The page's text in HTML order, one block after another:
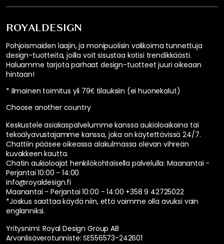
ROYALDESIGN
Pohjoismaiden laajin, ja monipuolisin valikoima tunnettuja
design-tuotteita, joilla voit sisustaa kotisi trendikkäästi.
Haluamme tarjota parhaat design-tuotteet juuri oikeaan
hintaan!
* Ilmainen toimitus yli 79€ tilauksiin (ei huonekalut)
Choose another country
Keskustele asiakaspalvelumme kanssa aukioloaikoina tai
tekoälyavustajamme kanssa, joka on käytettävissä 24/7.
Chattiin pääsee oikeassa alakulmassa olevan vihreän
kuvakkeen kautta.
Chatin aukioloajat henkilökohtaisella palvelulla: Maanantai -
Perjantai 10:00 - 14:00
info@royaldesign.fi
Maanantai - Perjantai 10:00 - 14:00 +358 9 42725022
*Joskus saattaa käydä niin, että voimme olla avuksi vain
englanniksi.
Yritysnimi: Royal Design Group AB
Arvonlisäverotunniste: SE556573-242601